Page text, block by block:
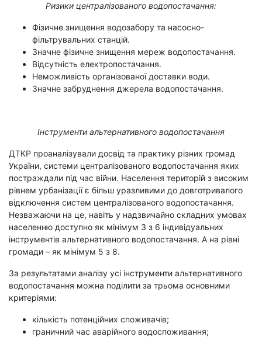
Ризики централізованого водопостачання:
Фізичне знищення водозабору та насосно-
фільтрувальних станцій.
Значне фізичне знищення мереж водопостачання.
Відсутність електропостачання.
Неможливість організованої доставки води.
Значне забруднення джерела водопостачання.
Інструменти альтернативного водопостачання
ДТКР проаналізували досвід та практику різних громад
України, системи централізованого водопостачання яких
постраждали під час війни. Населення територій з високим
рівнем урбанізації є більш уразливими до довготривалого
відключення систем централізованого водопостачання.
Незважаючи на це, навіть у надзвичайно складних умовах
населенню доступно як мінімум 3 з 6 індивідуальних
інструментів альтернативного водопостачання. А на рівні
громади – як мінімум 5 з 8.
За результатами аналізу усі інструменти альтернативного
водопостачання можна поділити за трьома основними
критеріями:
кількість потенційних споживачів;
граничний час аварійного водоспоживання;